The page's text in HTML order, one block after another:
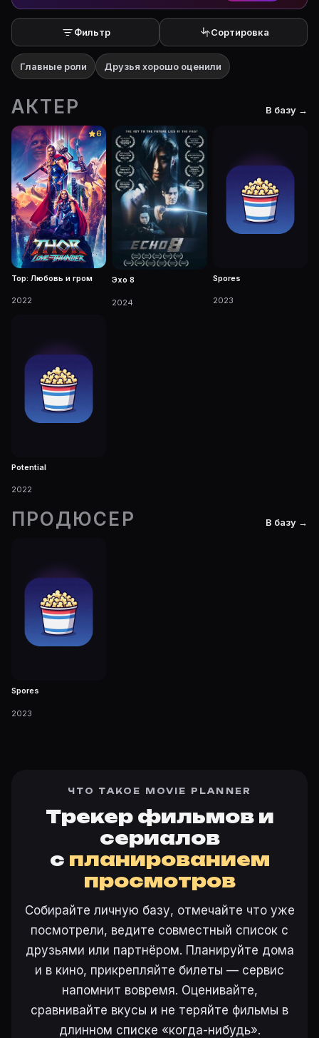
Фильтр Сортировка
Главные роли Друзья хорошо оценили
АКТЕР В базу →
6
Тор: Любовь и гром
2022
Эхо 8
2024
Spores
2023
Potential
2022
ПРОДЮСЕР В базу →
Spores
2023
ЧТО ТАКОЕ MOVIE PLANNER
Трекер фильмов и
сериалов
с планированием
просмотров
Собирайте личную базу, отмечайте что уже
посмотрели, ведите совместный список с
друзьями или партнёром. Планируйте дома
и в кино, прикрепляйте билеты — сервис
напомнит вовремя. Оценивайте,
сравнивайте вкусы и не теряйте фильмы в
длинном списке «когда-нибудь».